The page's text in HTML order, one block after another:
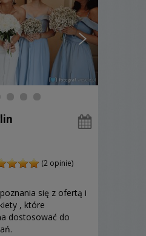
(2 opinie)
się z ofertą i
, które
dostosować do